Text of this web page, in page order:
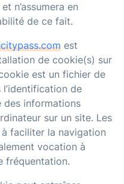
n’assumera en
de ce fait.
est
de cookie(s) sur
est un fichier de
de
des informations
sur un site. Les
faciliter la navigation
vocation à
fréquentation.